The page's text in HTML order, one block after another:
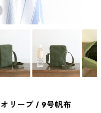
リーブ / 9号帆布